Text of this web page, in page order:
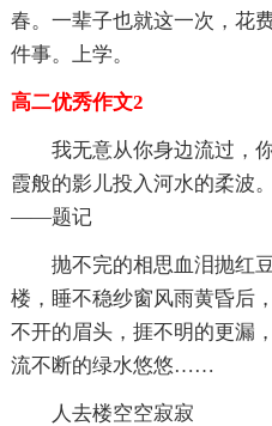
春。一辈子也就这一次，花
件事。上学。
高二优秀作文2
我无意从你身边流过，
霞般的影儿投入河水的柔波
——题记
抛不完的相思血泪抛红
楼，睡不稳纱窗风雨黄昏后
不开的眉头，捱不明的更漏
流不断的绿水悠悠……
人去楼空空寂寂